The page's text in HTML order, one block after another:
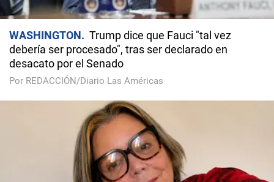
WASHINGTON
Trump dice que Fauci "tal vez
debería ser procesado", tras ser declarado en
desacato por el Senado
Por REDACCIÓN/Diario Las Américas